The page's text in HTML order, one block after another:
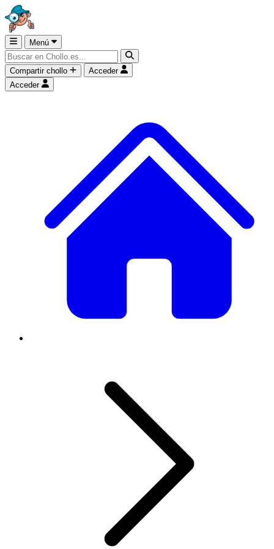
Menú
Compartir chollo
Acceder
Acceder